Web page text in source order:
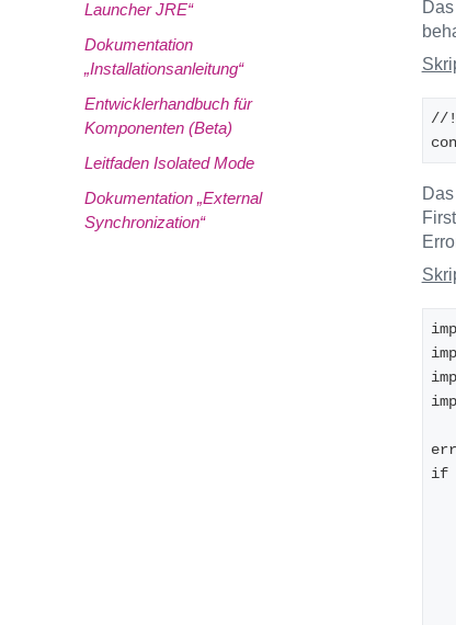
Launcher JRE“
Dokumentation
„Installationsanleitung“
Entwicklerhandbuch für
Komponenten (Beta)
Leitfaden Isolated Mode
Dokumentation „External
Synchronization“
//
if